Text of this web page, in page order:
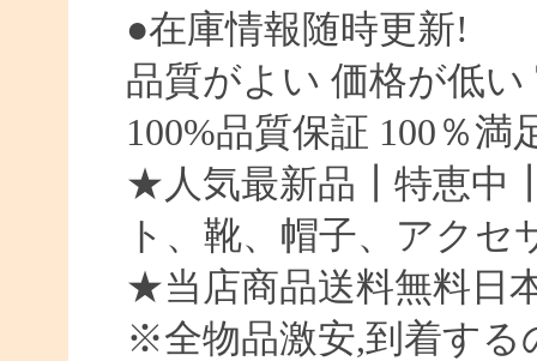
●在庫情報随時更新!
品質がよい 価格が低
100%品質保証 100％満
★人気最新品┃特恵中
ト、靴、帽子、アク
★当店商品送料無料日
※全物品激安,到着する